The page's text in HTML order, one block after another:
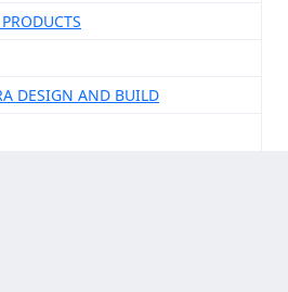
DESIGN AND BUILD